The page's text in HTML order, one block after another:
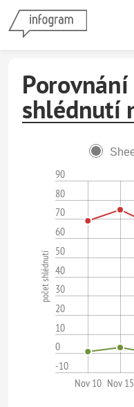
shlédnutí
-10
0
10
20
30
40
50
60
70
80
90
Nov 10 Nov 15
počet shlédnutí